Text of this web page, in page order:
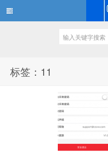
标签：11